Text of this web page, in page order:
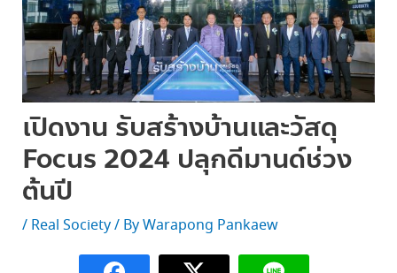
เปิดงาน รับสร้างบ้านและวัสดุ
Focus 2024 ปลุกดีมานด์ช่วง
ต้นปี
/ Real Society/ ByWarapong Pankaew